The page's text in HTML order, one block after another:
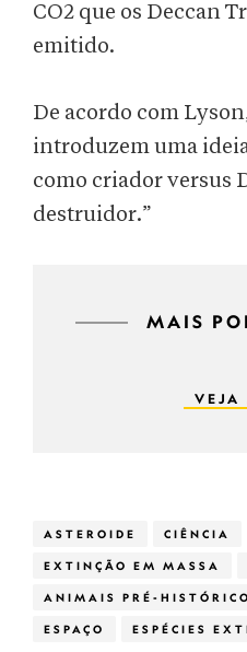
CO2 que os Deccan
emitido.
De acordo com
introduzem uma
como criador versus
destruidor.”
MAIS
VEJA
ASTEROIDE CIÊNCIA
EXTINÇÃO EM MASSA
ANIMAIS PRÉ-
ESPAÇO ESPÉCIES